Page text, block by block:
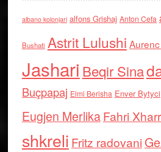
albano kolonjari alfons Grishaj Anton Cefa
Bushati Astrit Lulushi
Jashari Beqir Sina
Buçpapaj Elmi Berisha Enver Bytyci
Eugjen MerlikaFahri
shkreli Fritz radovani